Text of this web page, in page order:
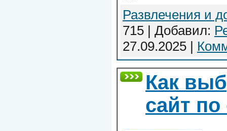
Развлечения и
715 | Добавил:
27.09.2025 |
Как
сайт